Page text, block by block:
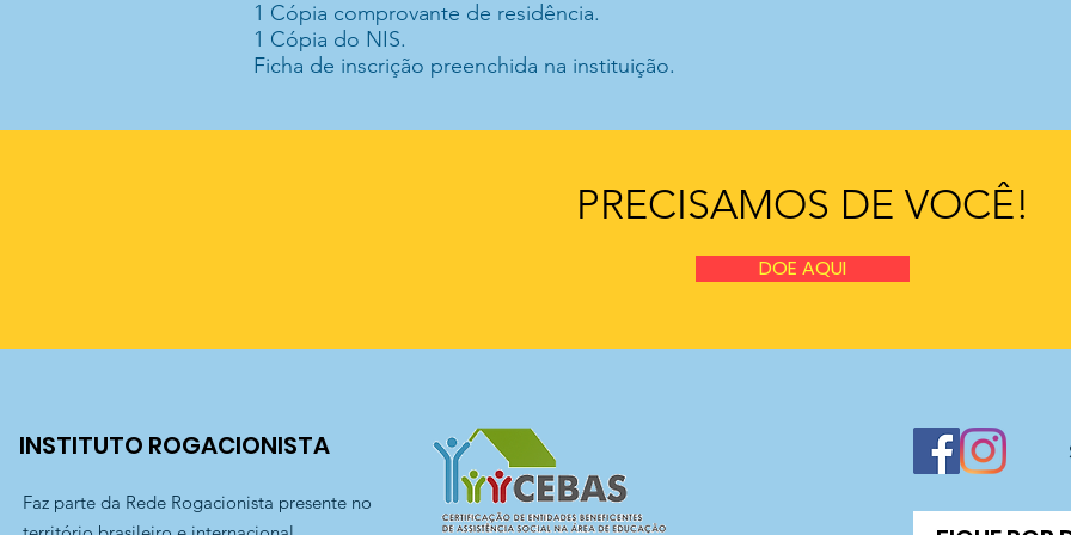
Semestral
1 Cópia comprovante de residência.
1 Cópia do NIS.
Ficha de inscrição preenchida na instituição.
PRECISAMOS DE VOCÊ!
DOE AQUI
INSTITUTO ROGACIONISTA
Faz parte da Rede Rogacionista presente no